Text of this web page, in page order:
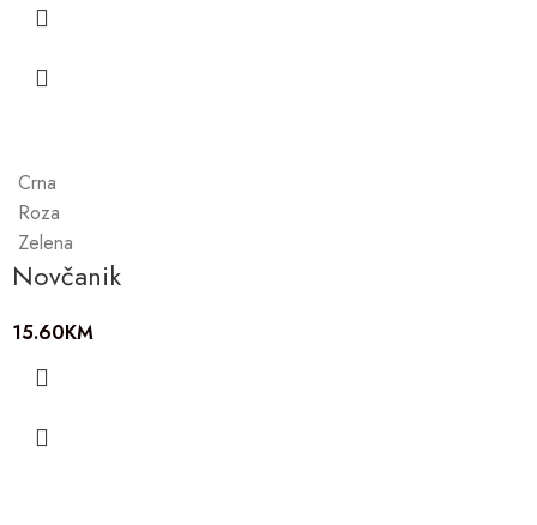
Crna
Roza
Zelena
Novčanik
15.60KM